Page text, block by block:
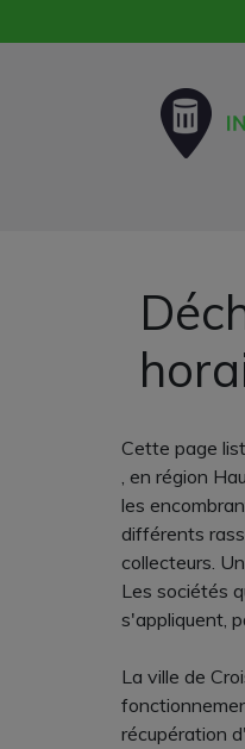
Cette page
, en région
les
différents
collecteurs.
Les sociétés
s'appliquent,
La ville de
récupération